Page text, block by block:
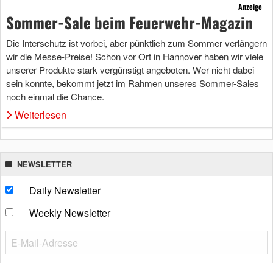
Anzeige
Sommer-Sale beim Feuerwehr-Magazin
Die Interschutz ist vorbei, aber pünktlich zum Sommer verlängern
wir die Messe-Preise! Schon vor Ort in Hannover haben wir viele
unserer Produkte stark vergünstigt angeboten. Wer nicht dabei
sein konnte, bekommt jetzt im Rahmen unseres Sommer-Sales
noch einmal die Chance.
Weiterlesen
NEWSLETTER
Daily Newsletter
Weekly Newsletter